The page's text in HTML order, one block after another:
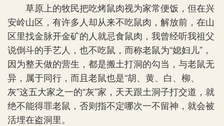
草原上的牧民把吃烤鼠肉视为家常便饭，但在兴
安岭山区，有许多人却从来不吃鼠肉，解放前，在山
区里找金脉开金矿的人就忌食鼠肉，我曾经听我祖父
说倒斗的手艺人，也不吃鼠，而称老鼠为“媳妇儿”，
因为整天做的营生，都是搬土打洞的勾当，与老鼠无
异，属于同行，而且老鼠也是“胡、黄、白、柳、
灰”这五大家之一的“灰”家，天天跟土洞子打交道，就
绝不能得罪老鼠，否则指不定哪次一不留神，就会被
活埋在盗洞里。